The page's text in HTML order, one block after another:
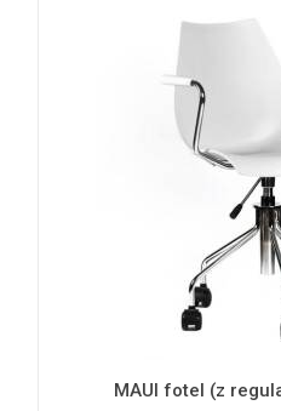
MAUI fotel (z